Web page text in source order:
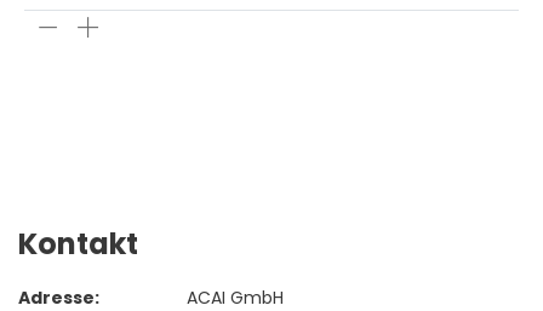
Kontakt
Adresse:
ACAI GmbH